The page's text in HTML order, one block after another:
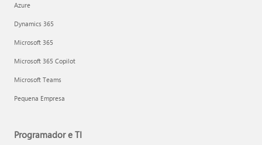
Azure
Dynamics 365
Microsoft 365
Microsoft 365 Copilot
Microsoft Teams
Pequena Empresa
Programador e TI